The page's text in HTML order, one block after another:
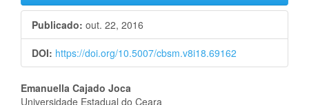
Publicado: out. 22, 2016
DOI: https://doi.org/10.5007/cbsm.v8i18.69162
Conteúdo
Emanuella Cajado Joca
Universidade Estadual do Ceara